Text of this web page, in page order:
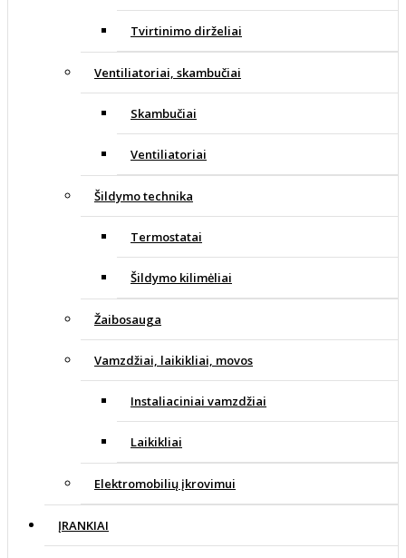
Tvirtinimo dirželiai
Ventiliatoriai, skambučiai
Skambučiai
Ventiliatoriai
Šildymo technika
Termostatai
Šildymo kilimėliai
Žaibosauga
Vamzdžiai, laikikliai, movos
Instaliaciniai vamzdžiai
Laikikliai
Elektromobilių įkrovimui
ĮRANKIAI